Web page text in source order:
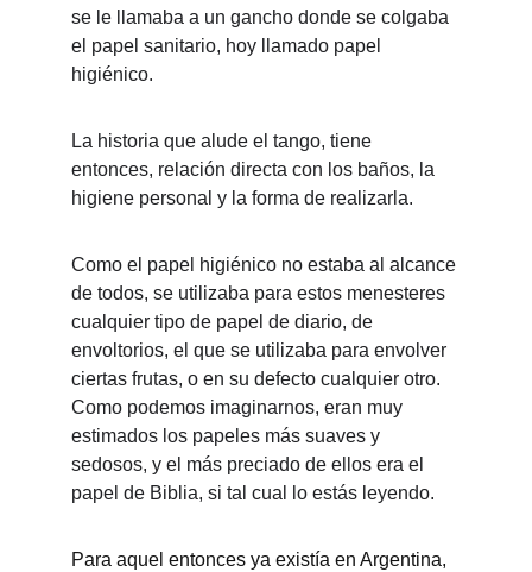
se le llamaba a un gancho donde se colgaba
el papel sanitario, hoy llamado papel
higiénico.
La historia que alude el tango, tiene
entonces, relación directa con los baños, la
higiene personal y la forma de realizarla.
Como el papel higiénico no estaba al alcance
de todos, se utilizaba para estos menesteres
cualquier tipo de papel de diario, de
envoltorios, el que se utilizaba para envolver
ciertas frutas, o en su defecto cualquier otro.
Como podemos imaginarnos, eran muy
estimados los papeles más suaves y
sedosos, y el más preciado de ellos era el
papel de Biblia, si tal cual lo estás leyendo.
Para aquel entonces ya existía en Argentina,